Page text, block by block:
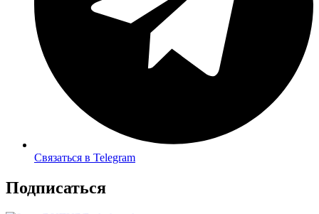
Связаться в Telegram
Подписаться